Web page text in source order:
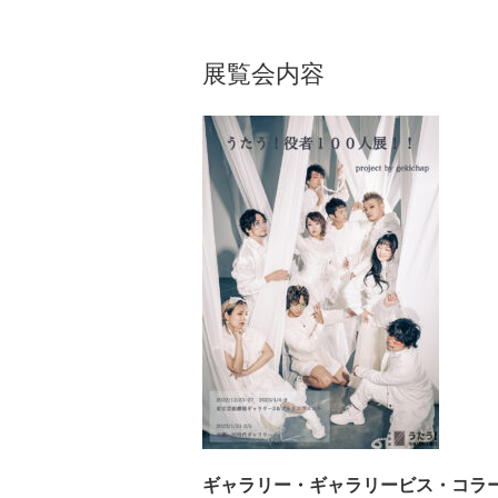
展覧会内容
ギャラリー・ ギャラリービス・ コラ